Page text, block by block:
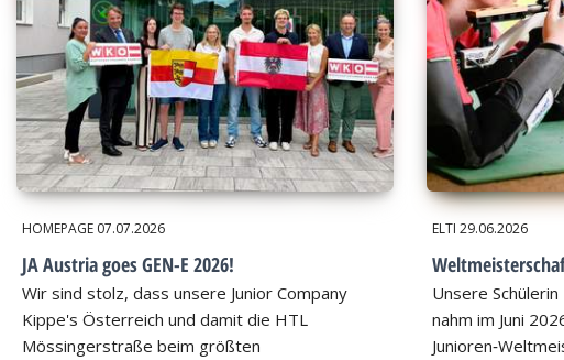
HOMEPAGE 07.07.2026
JA Austria goes GEN-E 2026!
Wir sind stolz, dass unsere Junior Company
Kippe's Österreich und damit die HTL
Mössingerstraße beim größten
ELTI29.06.2026
Unsere
nahm im Juni